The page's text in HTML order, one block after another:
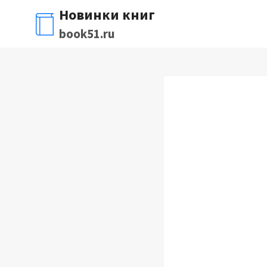
содержимому
Новинки книг
book51.ru